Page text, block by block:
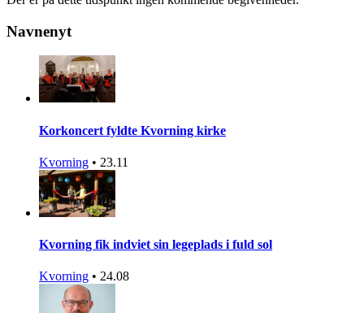
Navnenyt
Korkoncert fyldte Kvorning kirke
Kvorning • 23.11
Kvorning fik indviet sin legeplads i fuld sol
Kvorning • 24.08